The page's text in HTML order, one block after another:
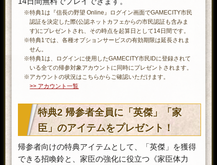
経験練達書・八拾
昇。
※体験版アカウントは使用できません。
※プレイヤーキャラクターがLv80に達し
ている場合、アイテムを使用できませ
ん。
使用した場合、プレイヤーキャラクタ
ーのLvは75になります。
る。
※入手できる紋所の詳細は、[コマンドメ
ニュー2]-[信長コイン]-[コイン利用]-[帰
参者向け]内の《復帰応援箱・七星》の
アイテム詳細からご確認いただけま
す。
※紋所を2個以上所持している場合、紋
奈忠次》《唐沢玄蕃》《御子神典膳》
は対象外です。
※《野望の招喚鈴》から登場する《織田
信長》は対象外です。
夢幻の功績帳・参
×6
する。
勾玉選抜箱・い×3
使用すると、表示されるリストから
※軍神「媽祖」「インドラ」「乙姫」
「アルテミス」「アフロディテ」「ポ
セイドン」「泰平祈る女神」「鍾馗」
「玉藻の前」「猫又」「座敷童子」
「素戔嗚」の勾玉、育成用軍神やコラ
ボ軍神の勾玉は獲得できません。
※特典1は『信長の野望 Online』ログイン画面でGAMECITY市民
認証を決定した際(公認ネットカフェからの市民認証も含みま
す)にプレゼントされ、その時点を起算日として14日間です。
※特典1では、各種オプションサービスの有効期限は延長されま
せん。
※特典1は、ログインに使用したGAMECITY市民IDに登録されて
いる全ての帰参対象アカウントに同時にプレゼントされます。
※アカウントの状況はこちらからご確認いただけます。
>> アカウント一覧
特典2 帰参者全員に「英傑」「家
臣」のアイテムをプレゼント！
帰参者向けの特典アイテムとして、「英傑」を獲得
できる招喚鈴と、家臣の強化に役立つ《家臣体力